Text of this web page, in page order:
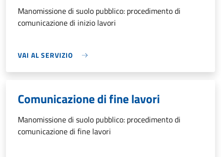
Manomissione di suolo pubblico: procedimento di
comunicazione di inizio lavori
VAI AL SERVIZIO
Comunicazione di fine lavori
Manomissione di suolo pubblico: procedimento di
comunicazione di fine lavori